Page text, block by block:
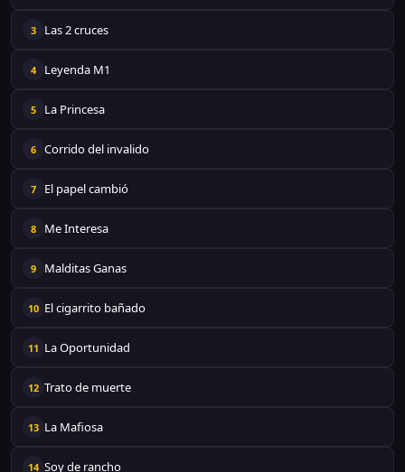
3 Las 2 cruces
4 Leyenda M1
5 La Princesa
6 Corrido del invalido
7 El papel cambió
8 Me Interesa
9 Malditas Ganas
10 El cigarrito bañado
11 La Oportunidad
12 Trato de muerte
13 La Mafiosa
14 Soy de rancho